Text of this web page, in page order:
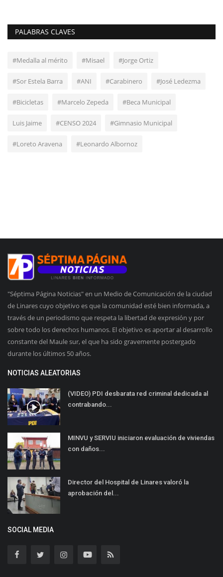
PALABRAS CLAVES
#Medalla al mérito #Misael #Jorge Ortiz
#Sor Estela Barra #ANI #Carabinero #José Ledezma
#Bicicletas #Marcelo Zepeda #Beca Municipal
Luis Jaime #CENSO 2024 #Gimnasio Municipal
#Loreto Aravena #Leonardo Albornoz
"Séptima Página Noticias" en un Medio de Comunicación de la ciudad
de Linares cuyo objetivo es que la comunidad esté bien informada, a
través de un periodismo que respeta la libertad de expresión y por
sobre todo los derechos humanos. El objetivo es aportar al desarrollo
constante del Maule sur, el que ha sido gravemente postergado
durante los últimos 50 años.
NOTICIAS ALEATORIAS
(VIDEO) PDI desbarata red criminal dedicada al
contrabando...
MINVU y SERVIU iniciaron evaluación de viviendas
con daños...
Director del Hospital de Linares valoró la
aprobación del...
SOCIAL MEDIA